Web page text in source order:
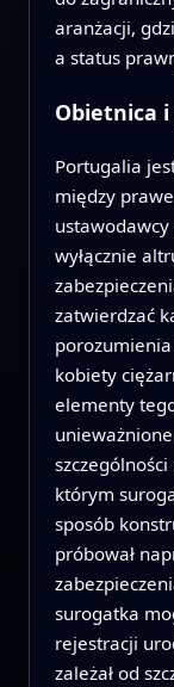
aranżacji,
a status
Obietnica
Portugalia
między
wyłącznie
zatwierdzać
kobiety
elementy
którym
sposób
próbował
surogatka
rejestracji
zależał od